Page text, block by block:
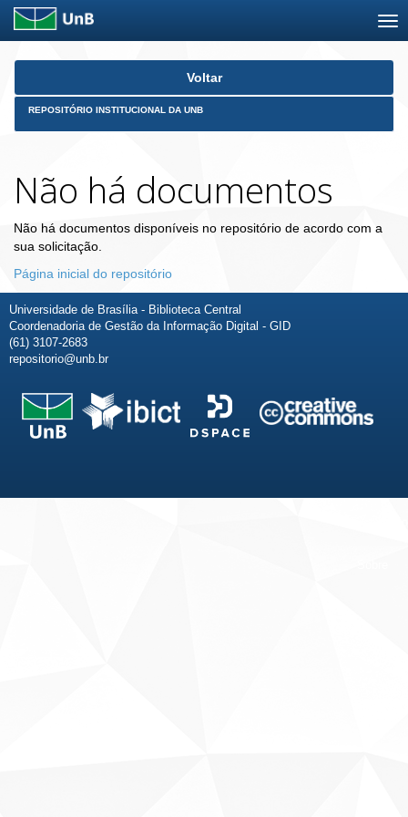
Skip
Voltar
REPOSITÓRIO INSTITUCIONAL DA UNB
Não há documentos
Não há documentos disponíveis no repositório de acordo com a
sua solicitação.
Página inicial do repositório
Universidade de Brasília - Biblioteca Central
Coordenadoria de Gestão da Informação Digital - GID
(61) 3107-2683
repositorio@unb.br